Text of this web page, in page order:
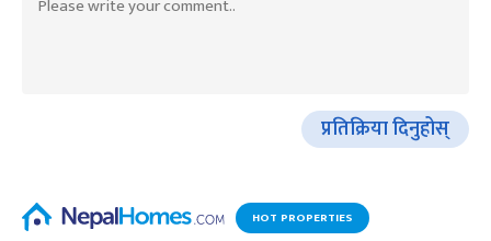
प्रतिक्रिया दिनुहोस्
HOT PROPERTIES